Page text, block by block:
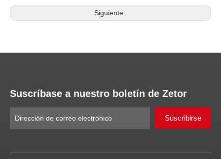
Siguiente:
Suscríbase a nuestro boletín de Zetor
Suscribirse